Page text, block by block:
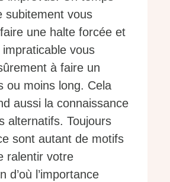
subitement vous
une halte forcée et
vous
à faire un
ou moins long. Cela
aussi la connaissance
alternatifs. Toujours
sont autant de motifs
ralentir votre
d’où l’importance